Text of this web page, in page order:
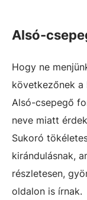
Alsó-
Hogy ne
következőnek
Alsó-csepegő
neve miatt
Sukoró
kirándulásnak,
részletesen,
oldalon is írnak.